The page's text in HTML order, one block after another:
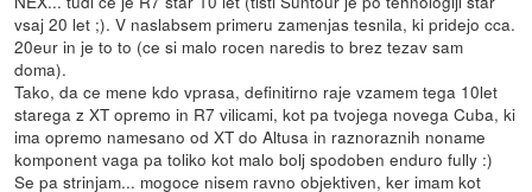
vsaj 20 let ;). V naslabsem primeru zamenjas tesnila, ki pridejo cca.
20eur in je to to (ce si malo rocen naredis to brez tezav sam
doma).
Tako, da ce mene kdo vprasa, definitirno raje vzamem tega 10let
starega z XT opremo in R7 vilicami, kot pa tvojega novega Cuba, ki
ima opremo namesano od XT do Altusa in raznoraznih noname
komponent vaga pa toliko kot malo bolj spodoben enduro fully :)
Se pa strinjam... mogoce nisem ravno objektiven, ker imam kot